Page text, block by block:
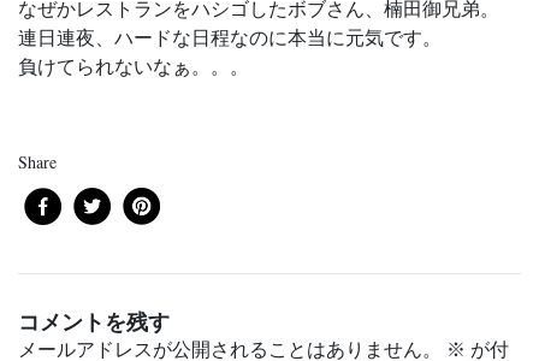
なぜかレストランをハシゴしたボブさん、楠田御兄弟。
連日連夜、ハードな日程なのに本当に元気です。
負けてられないなぁ。。。
Share
コメントを残す
メールアドレスが公開されることはありません。 ※ が付